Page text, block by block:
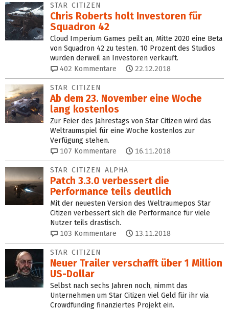
STAR CITIZEN
Chris Roberts holt Investoren für
Squadron 42
Cloud Imperium Games peilt an, Mitte 2020 eine Beta
von Squadron 42 zu testen. 10 Prozent des Studios
wurden derweil an Investoren verkauft.
402 Kommentare 22.12.2018
STAR CITIZEN
Ab dem 23. November eine Woche
lang kostenlos
Zur Feier des Jahrestags von Star Citizen wird das
Weltraumspiel für eine Woche kostenlos zur
Verfügung stehen.
107 Kommentare 16.11.2018
STAR CITIZEN ALPHA
Patch 3.3.0 verbessert die
Performance teils deutlich
Mit der neuesten Version des Weltraumepos Star
Citizen verbessert sich die Performance für viele
Nutzer teils drastisch.
103 Kommentare 13.11.2018
STAR CITIZEN
Neuer Trailer verschafft über 1 Million
US-Dollar
Selbst nach sechs Jahren noch, nimmt das
Unternehmen um Star Citizen viel Geld für ihr via
Crowdfunding finanziertes Projekt ein.